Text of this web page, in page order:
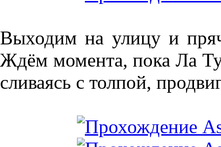
Выходим на улицу и
Ждём момента, пока Ла
сливаясь с толпой,